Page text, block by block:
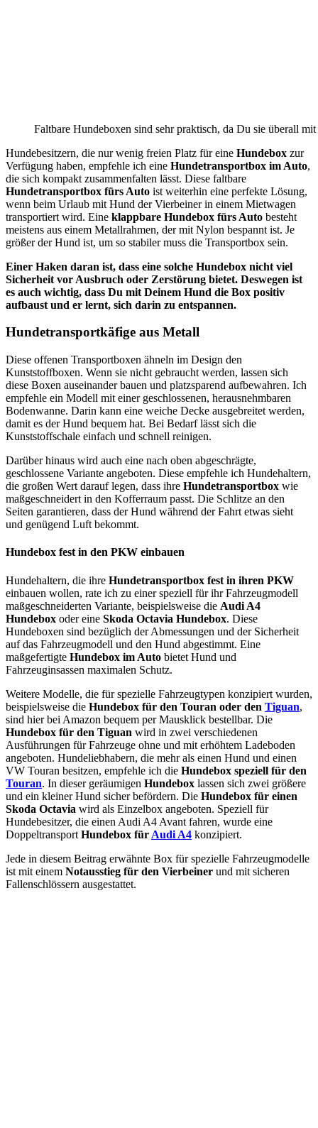
Faltbare Hundeboxen sind sehr praktisch, da Du sie überall
Hundebesitzern, die nur wenig freien Platz für eine Hundebox zur
Verfügung haben, empfehle ich eine Hundetransportbox im Auto,
die sich kompakt zusammenfalten lässt. Diese faltbare
Hundetransportbox fürs Auto ist weiterhin eine perfekte Lösung,
wenn beim Urlaub mit Hund der Vierbeiner in einem Mietwagen
transportiert wird. Eine klappbare Hundebox fürs Auto besteht
meistens aus einem Metallrahmen, der mit Nylon bespannt ist. Je
größer der Hund ist, um so stabiler muss die Transportbox sein.
Einer Haken daran ist, dass eine solche Hundebox nicht viel
Sicherheit vor Ausbruch oder Zerstörung bietet. Deswegen ist
es auch wichtig, dass Du mit Deinem Hund die Box positiv
aufbaust und er lernt, sich darin zu entspannen.
Hundetransportkäfige aus Metall
Diese offenen Transportboxen ähneln im Design den
Kunststoffboxen. Wenn sie nicht gebraucht werden, lassen sich
diese Boxen auseinander bauen und platzsparend aufbewahren. Ich
empfehle ein Modell mit einer geschlossenen, herausnehmbaren
Bodenwanne. Darin kann eine weiche Decke ausgebreitet werden,
damit es der Hund bequem hat. Bei Bedarf lässt sich die
Kunststoffschale einfach und schnell reinigen.
Darüber hinaus wird auch eine nach oben abgeschrägte,
geschlossene Variante angeboten. Diese empfehle ich Hundehaltern,
die großen Wert darauf legen, dass ihre Hundetransportbox wie
maßgeschneidert in den Kofferraum passt. Die Schlitze an den
Seiten garantieren, dass der Hund während der Fahrt etwas sieht
und genügend Luft bekommt.
Hundebox fest in den PKW einbauen
Hundehaltern, die ihre Hundetransportbox fest in ihren PKW
einbauen wollen, rate ich zu einer speziell für ihr Fahrzeugmodell
maßgeschneiderten Variante, beispielsweise die Audi A4
Hundebox oder eine Skoda Octavia Hundebox. Diese
Hundeboxen sind bezüglich der Abmessungen und der Sicherheit
auf das Fahrzeugmodell und den Hund abgestimmt. Eine
maßgefertigte Hundebox im Auto bietet Hund und
Fahrzeuginsassen maximalen Schutz.
Weitere Modelle, die für spezielle Fahrzeugtypen konzipiert wurden,
beispielsweise die Hundebox für den Touran oder den Tiguan,
sind hier bei Amazon bequem per Mausklick bestellbar. Die
Hundebox für den Tiguan wird in zwei verschiedenen
Ausführungen für Fahrzeuge ohne und mit erhöhtem Ladeboden
angeboten. Hundeliebhabern, die mehr als einen Hund und einen
VW Touran besitzen, empfehle ich die Hundebox speziell für den
Touran. In dieser geräumigen Hundebox lassen sich zwei größere
und ein kleiner Hund sicher befördern. Die Hundebox für einen
Skoda Octavia wird als Einzelbox angeboten. Speziell für
Hundebesitzer, die einen Audi A4 Avant fahren, wurde eine
Doppeltransport Hundebox für Audi A4 konzipiert.
Jede in diesem Beitrag erwähnte Box für spezielle Fahrzeugmodelle
ist mit einem Notausstieg für den Vierbeiner und mit sicheren
Fallenschlössern ausgestattet.